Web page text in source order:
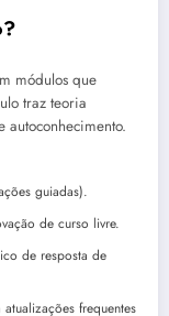
módulos que
traz teoria
guiadas).
de curso livre.
de resposta de
frequentes